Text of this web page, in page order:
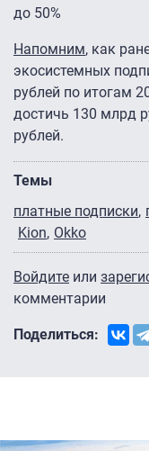
до 50%
Напомним, как
экосистемных
рублей по итогам
достичь 130 млрд
рублей.
Темы
платные подписки
Kion Okko
Войдите или
комментарии
Поделиться: